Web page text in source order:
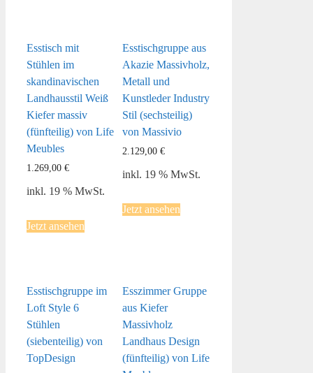
Esstisch mit
Stühlen im
skandinavischen
Landhausstil Weiß
Kiefer massiv
(fünfteilig) von Life
Meubles
1.269,00 €
inkl. 19 % MwSt.
Jetzt ansehen
Esstischgruppe aus
Akazie Massivholz,
Metall und
Kunstleder Industry
Stil (sechsteilig)
von Massivio
2.129,00€
inkl. 19 % MwSt.
Jetzt ansehen
Esstischgruppe im
Loft Style 6
Stühlen
(siebenteilig) von
TopDesign
Esszimmer Gruppe
aus Kiefer
Massivholz
Landhaus Design
(fünfteilig) von Life